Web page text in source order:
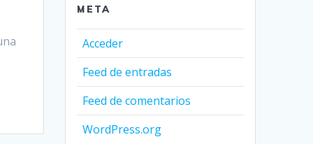
META
Acceder
Feed de entradas
Feed de comentarios
WordPress.org